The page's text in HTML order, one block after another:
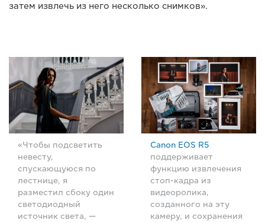
затем извлечь из него несколько снимков».
«Чтобы подсветить
невесту,
спускающуюся по
лестнице, я
разместил сбоку один
светодиодный
источник света, —
Canon EOS R5
поддерживает
функцию извлечения
стоп-кадра из
видеоролика,
созданного на эту
камеру, и сохранения